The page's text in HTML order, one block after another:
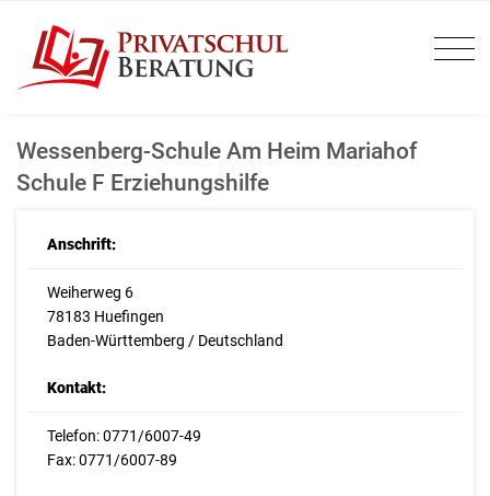
Wessenberg-Schule Am Heim Mariahof
Schule F Erziehungshilfe
Anschrift:
Weiherweg 6
78183 Huefingen
Baden-Württemberg / Deutschland
Kontakt:
Telefon: 0771/6007-49
Fax: 0771/6007-89